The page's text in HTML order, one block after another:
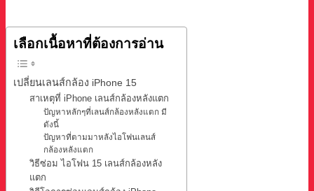
เลือกเนื้อหาที่ต้องการอ่าน
เปลี่ยนเลนส์กล้อง iPhone 15
สาเหตุที่ iPhone เลนส์กล้องหลังแตก
ปัญหาหลักๆที่เลนส์กล้องหลังแตก มี
ดังนี้
ปัญหาที่ตามมาหลังไอโฟนเลนส์
กล้องหลังแตก
วิธีซ่อม ไอโฟน 15 เลนส์กล้องหลัง
แตก